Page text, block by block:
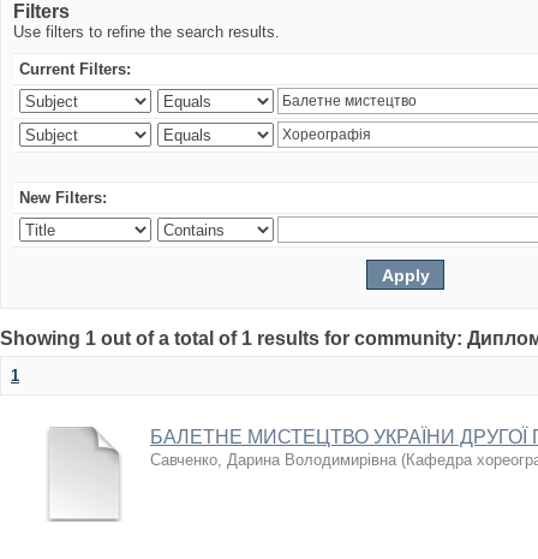
Filters
Use filters to refine the search results.
Current Filters:
New Filters:
Showing 1 out of a total of 1 results for community:
1
БАЛЕТНЕ МИСТЕЦТВО УКРАЇНИ
Савченко, Дарина Володимирівна (Кафедра